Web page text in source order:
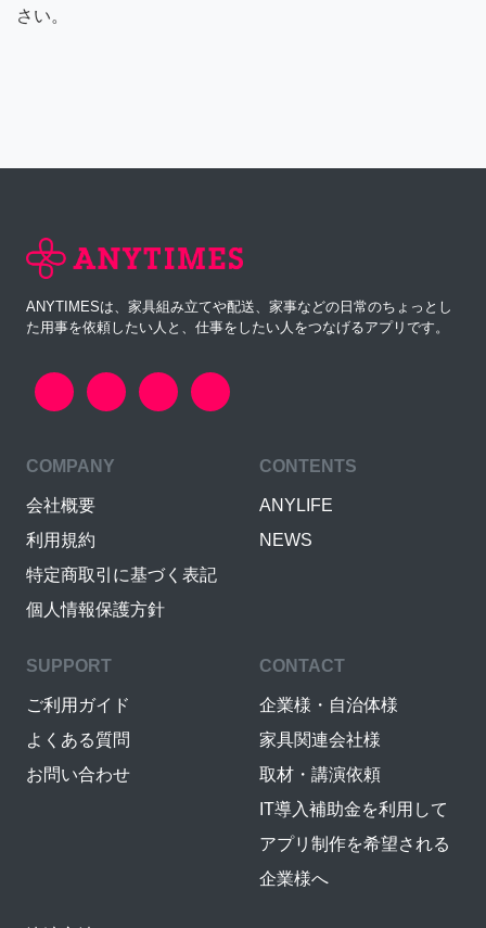
さい。
ANYTIMESは、家具組み立てや配送、家事などの日常のちょっとし
た用事を依頼したい人と、仕事をしたい人をつなげるアプリです。
COMPANY
会社概要
利用規約
特定商取引に基づく表記
個人情報保護方針
CONTENTS
ANYLIFE
NEWS
SUPPORT
ご利用ガイド
よくある質問
お問い合わせ
CONTACT
企業様・自治体様
家具関連会社様
取材・講演依頼
IT導入補助金を利用して
アプリ制作を希望される
企業様へ